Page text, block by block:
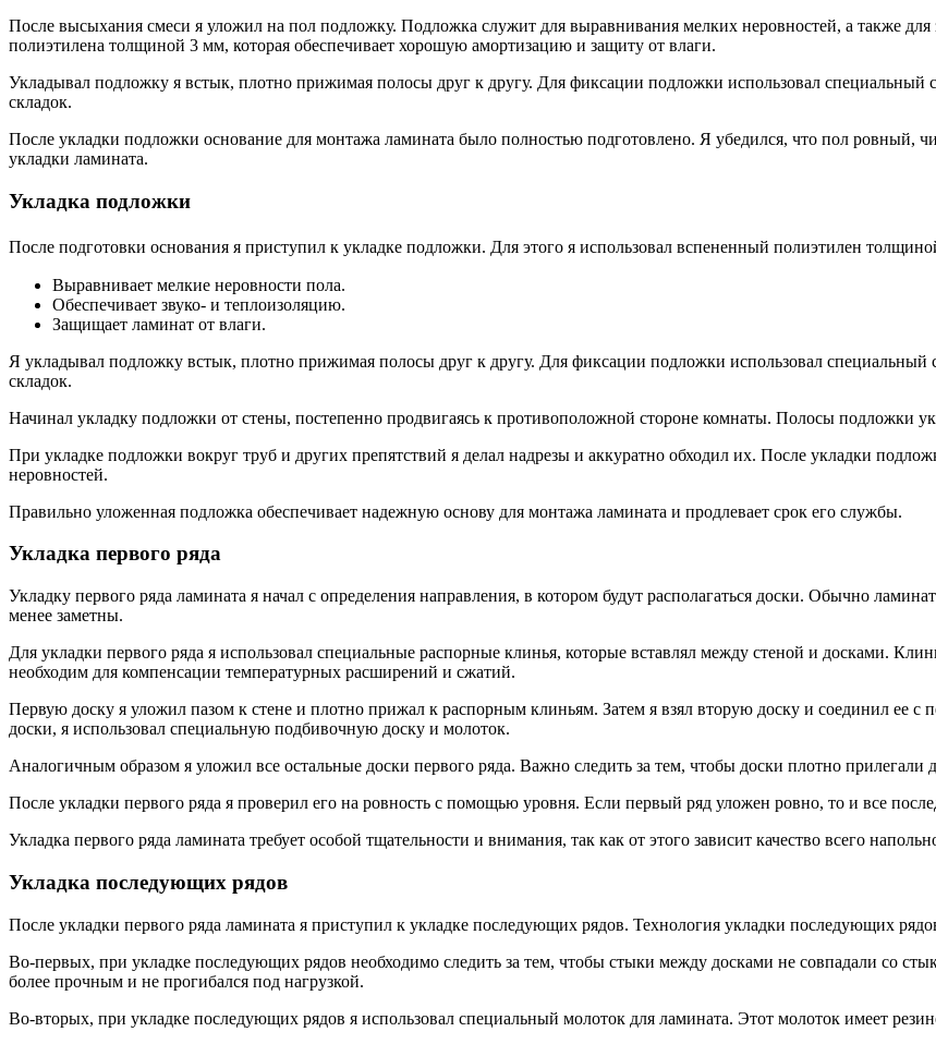
После высыхания смеси я уложил на пол подложку. Подложка служит для выравнивания мелких неровностей, а также
полиэтилена толщиной 3 мм, которая обеспечивает хорошую амортизацию и защиту от влаги.
Укладывал подложку я встык, плотно прижимая полосы друг к другу. Для фиксации подложки использовал специальный
складок.
После укладки подложки основание для монтажа ламината было полностью подготовлено. Я убедился, что пол ровный,
укладки ламината.
Укладка подложки
После подготовки основания я приступил к укладке подложки. Для этого я использовал вспененный полиэтилен
Выравнивает мелкие неровности пола.
Обеспечивает звуко- и теплоизоляцию.
Защищает ламинат от влаги.
Я укладывал подложку встык, плотно прижимая полосы друг к другу. Для фиксации подложки использовал специальный
складок.
Начинал укладку подложки от стены, постепенно продвигаясь к противоположной стороне комнаты. Полосы подложки
При укладке подложки вокруг труб и других препятствий я делал надрезы и аккуратно обходил их. После укладки
неровностей.
Правильно уложенная подложка обеспечивает надежную основу для монтажа ламината и продлевает срок его службы.
Укладка первого ряда
Укладку первого ряда ламината я начал с определения направления, в котором будут располагаться доски. Обычно
менее заметны.
Для укладки первого ряда я использовал специальные распорные клинья, которые вставлял между стеной и досками.
необходим для компенсации температурных расширений и сжатий.
Первую доску я уложил пазом к стене и плотно прижал к распорным клиньям. Затем я взял вторую доску и соединил ее
доски, я использовал специальную подбивочную доску и молоток.
Аналогичным образом я уложил все остальные доски первого ряда. Важно следить за тем, чтобы доски плотно прилегали
После укладки первого ряда я проверил его на ровность с помощью уровня. Если первый ряд уложен ровно, то и все
Укладка первого ряда ламината требует особой тщательности и внимания, так как от этого зависит качество всего
Укладка последующих рядов
После укладки первого ряда ламината я приступил к укладке последующих рядов. Технология укладки последующих
Во-первых, при укладке последующих рядов необходимо следить за тем, чтобы стыки между досками не совпадали со
более прочным и не прогибался под нагрузкой.
Во-вторых, при укладке последующих рядов я использовал специальный молоток для ламината. Этот молоток имеет